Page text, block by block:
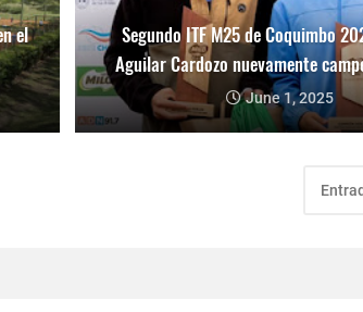
el
Segundo ITF M25 de Coquimbo
Aguilar Cardozo nuevamente
June 1, 2025